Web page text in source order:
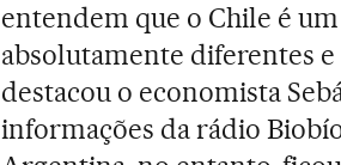
entendem que o Chile é
absolutamente diferentes
destacou o economista
informações da rádio